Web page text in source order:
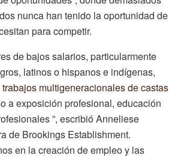
nunca han tenido la oportunidad de
para competir.
de bajos salarios, particularmente
latinos o hispanos e indígenas,
trabajos multigeneracionales de castas
a exposición profesional, educación
”, escribió Anneliese
de Brookings Establishment.
en la creación de empleo y las